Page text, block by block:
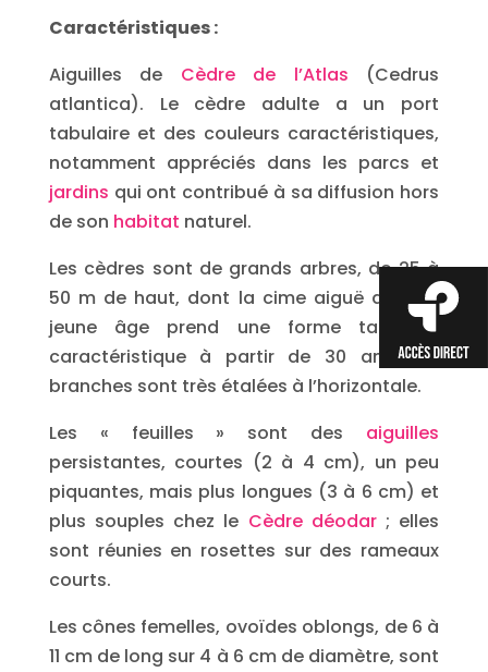
Caractéristiques :
Aiguilles de Cèdre de l’Atlas (Cedrus
atlantica). Le cèdre adulte a un port
tabulaire et des couleurs caractéristiques,
notamment appréciés dans les parcs et
jardins qui ont contribué à sa diffusion hors
de son habitat naturel.
Les cèdres sont de grands arbres, de 25 à
50 m de haut, dont la cime aiguë dans le
jeune âge prend une forme tabulaire
caractéristique à partir de 30 ans. Les
branches sont très étalées à l’horizontale.
Les « feuilles » sont des aiguilles
persistantes, courtes (2 à 4 cm), un peu
piquantes, mais plus longues (3 à 6 cm) et
plus souples chez le Cèdre déodar; elles
sont réunies en rosettes sur des rameaux
courts.
Les cônes femelles, ovoïdes oblongs, de 6 à
11 cm de long sur 4 à 6 cm de diamètre, sont